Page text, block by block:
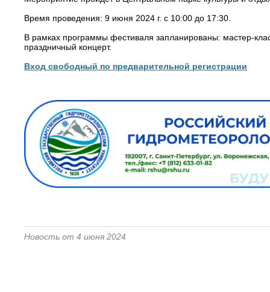
Время проведения: 9 июня 2024 г. с 10:00 до 17:30.
В рамках программы фестиваля запланированы: мастер-
праздничный концерт.
Вход свободный по предварительной регистрации
Новость от 4 июня 2024